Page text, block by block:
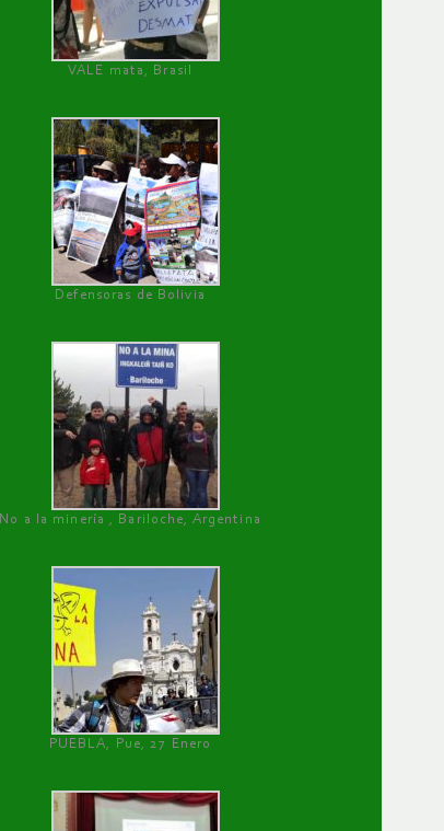
VALE mata, Brasil
Defensoras de Bolivia
No a la minería , Bariloche, Argentina
PUEBLA, Pue, 27 Enero